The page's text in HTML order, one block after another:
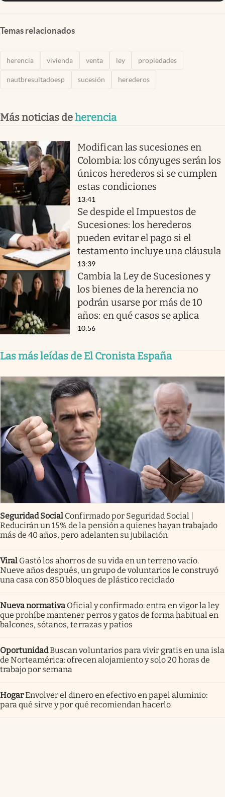
Temas relacionados
herencia vivienda venta ley propiedades
nautbresultadoesp sucesión herederos
Más noticias deherencia
Modifican las sucesiones en
Colombia: los cónyuges serán los
únicos herederos si se cumplen
estas condiciones
13:41
Se despide el Impuestos de
Sucesiones: los herederos
pueden evitar el pago si el
testamento incluye una cláusula
13:39
Cambia la Ley de Sucesiones y
los bienes de la herencia no
podrán usarse por más de 10
años: en qué casos se aplica
10:56
Las más leídas de El Cronista España
Seguridad Social Confirmado por Seguridad Social |
Reducirán un 15% de la pensión a quienes hayan trabajado
más de 40 años, pero adelanten su jubilación
Viral Gastó los ahorros de su vida en un terreno vacío.
Nueve años después, un grupo de voluntarios le construyó
una casa con 850 bloques de plástico reciclado
Nueva normativa Oficial y confirmado: entra en vigor la ley
que prohíbe mantener perros y gatos de forma habitual en
balcones, sótanos, terrazas y patios
OportunidadBuscan voluntarios para vivir gratis en una isla
de Norteamérica: ofrecen alojamiento y solo 20 horas de
trabajo por semana
HogarEnvolver el dinero en efectivo en papel aluminio:
para qué sirve y por qué recomiendan hacerlo